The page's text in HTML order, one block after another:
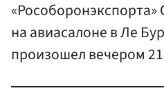
«Рособоронэкспорта»
на авиасалоне в Ле
произошел вечером